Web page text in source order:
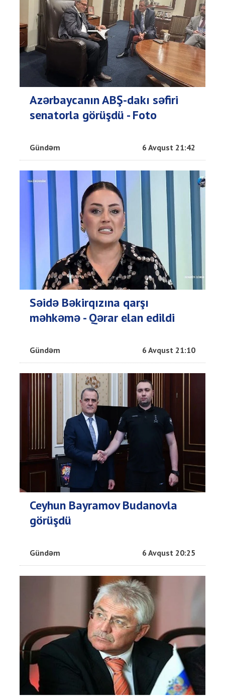
Azərbaycanın ABŞ-dakı səfiri
senatorla görüşdü - Foto
Gündəm 6 Avqust 21:42
Səidə Bəkirqızına qarşı
məhkəmə - Qərar elan edildi
Gündəm 6 Avqust 21:10
Ceyhun Bayramov Budanovla
görüşdü
Gündəm 6 Avqust 20:25